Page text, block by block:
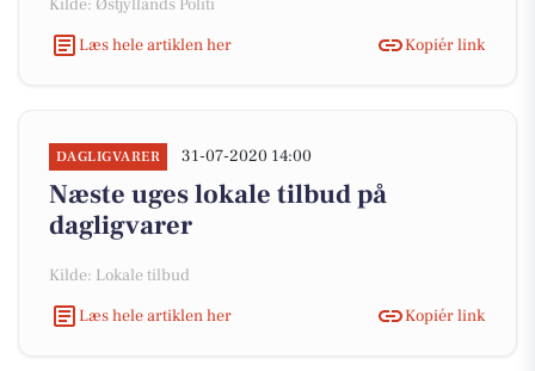
Kilde: Østjyllands Politi
Læs hele artiklen her
Kopiér link
DAGLIGVARER 31-07-2020 14:00
Næste uges lokale tilbud på
dagligvarer
Kilde: Lokale tilbud
Læs hele artiklen her
Kopiér link